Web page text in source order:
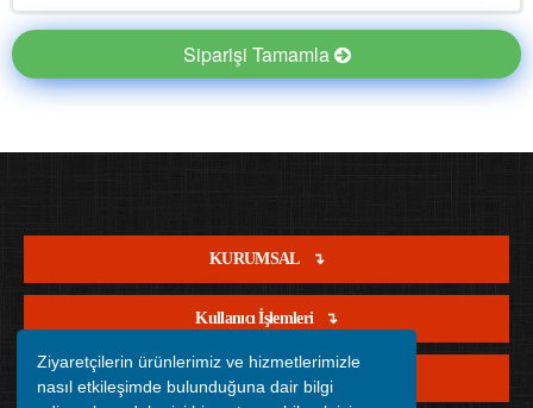
Ziyaretçilerin ürünlerimiz ve hizmetlerimizle
nasıl etkileşimde bulunduğuna dair bilgi
Siparişi Tamamla
KURUMSAL
Kullanıcı İşlemleri
Satış İşlemleri